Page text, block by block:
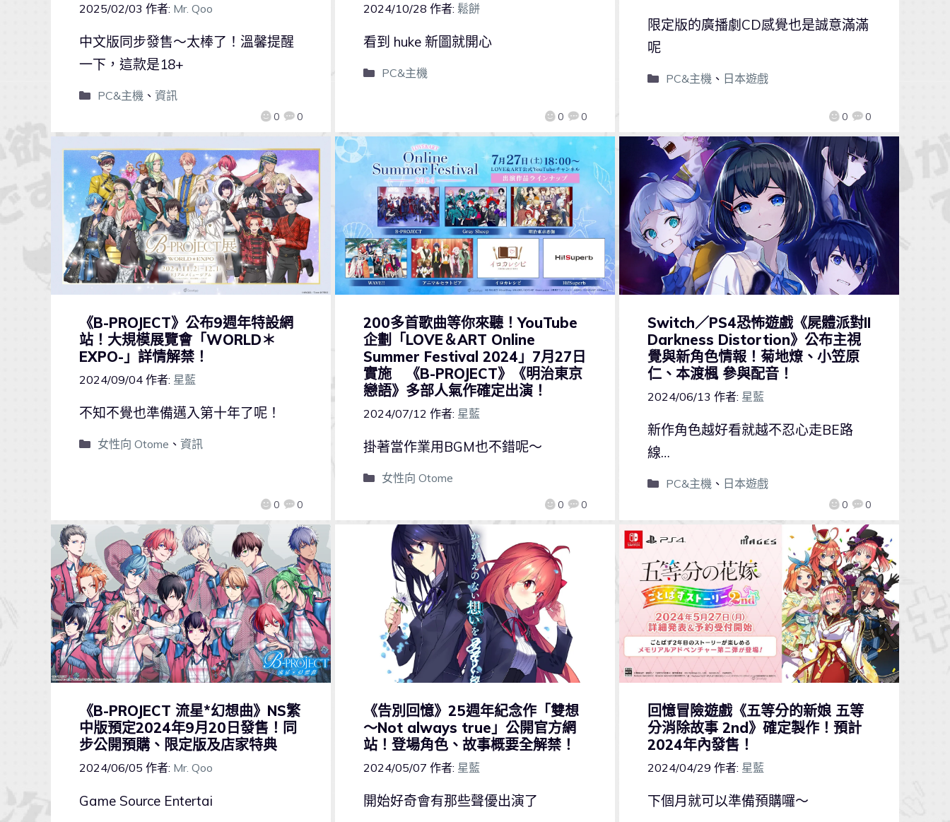
2025/02/03 作者: Mr. Qoo
0 0
中文版同步發售～太棒了！溫馨提醒
一下，這款是18+
PC&主機、 資訊
2024/10/28 作者: 鬆餅
0 0
看到 huke 新圖就開心
PC&主機
0 0
限定版的廣播劇CD感覺也是誠意滿滿
呢
PC&主機、 日本遊戲
《B-PROJECT》公布9週年特設網
站！大規模展覽會「WORLD＊
EXPO-」詳情解禁！
2024/09/04 作者: 星藍
0 0
不知不覺也準備邁入第十年了呢！
女性向 Otome 、 資訊
200多首歌曲等你來聽！YouTube
企劃「LOVE＆ART Online
Summer Festival 2024」7月27日
實施 《B-PROJECT》《明治東京
戀語》多部人氣作確定出演！
2024/07/12 作者: 星藍
0 0
掛著當作業用BGM也不錯呢～
女性向 Otome
Switch／PS4恐怖遊戲《屍體派對II
Darkness Distortion》公布主視
覺與新角色情報！菊地燎、小笠原
仁、本渡楓 參與配音！
2024/06/13 作者: 星藍
0 0
新作角色越好看就越不忍心走BE路
線…
PC&主機、 日本遊戲
《B-PROJECT 流星*幻想曲》NS繁
中版預定2024年9月20日發售！同
步公開預購、限定版及店家特典
2024/06/05 作者: Mr. Qoo
Game Source Entertai
《告別回憶》25週年紀念作「雙想
～Not always true」公開官方網
站！登場角色、故事概要全解禁！
2024/05/07 作者: 星藍
開始好奇會有那些聲優出演了
回憶冒險遊戲《五等分的新娘 五等
分消除故事 2nd》確定製作！預計
2024年內發售！
2024/04/29 作者: 星藍
下個月就可以準備預購囉～